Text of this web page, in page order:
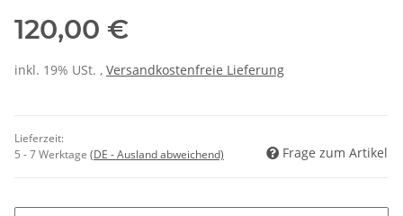
120,00 €
inkl. 19% USt. , Versandkostenfreie Lieferung
Lieferzeit:
5 - 7 Werktage (DE - Ausland abweichend) Frage zum Artikel